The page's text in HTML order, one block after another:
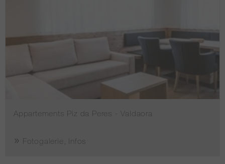
Appartements Piz da Peres - Valdaora
Fotogalerie, Infos